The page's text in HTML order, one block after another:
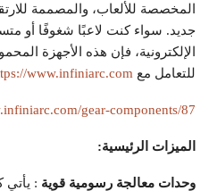
المخصصة للألعاب، والمصممة
جديد. سواء كنت لاعبًا شغوفًا أو
الإلكترونية، فإن هذه الأجهزة
للتعامل مع www.infiniarc.com/
gear-components/87
الميزات الرئيسية:
وحدات معالجة رسومية قوية : يأتي